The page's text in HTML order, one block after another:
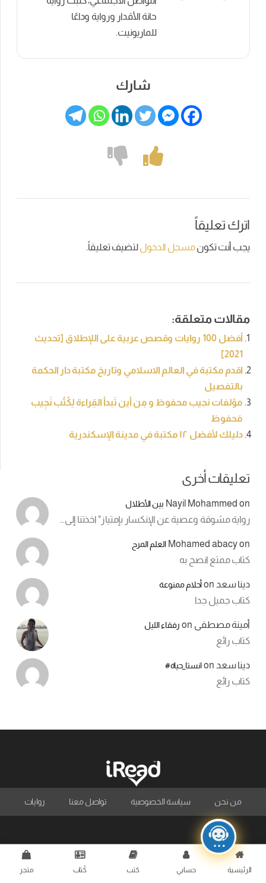
حانة الأقدار ورواية وداعًا
للماريونيت.
شارك
اترك تعليقاً
يجب أنت تكونمسجل الدخوللتضيف تعليقاً.
مقالات متعلقة:
أفضل 100 روايات وقصص عربية على اللإطلاق [تحديث
2021]
اقدم مكتبة في العالم الاسلامي وتاريخ مكتبة دار الحكمة
بالتفصيل
مؤلفات نجيب محفوظ و مِن أين تَبدأ القِراءة لِكُتُب نَجِيب
مَحفوظ
دليلك لأفضل ١٢ مكتبة في مدينة الإسكندرية
تعليقات أخرى
Nayil Mohammed on بين الأطلال
رواية مشوقة وعصية عن الإنكسار بإمتياز" اخذتنا إلى…
Mohamed abacyon العلم المرح
كتاب ممتع انصح به
دينا سعد onأحلام ممنوعة
كتاب جميل جدا
أمينة مصطفى on رفقاء الليل
كتاب رائع
دينا سعد onانستا_حياة#
كتاب رائع
من نحن سياسة الخصوصية تواصل معنا روايات
الرئيسية حسابي كتب كُتاب متجر